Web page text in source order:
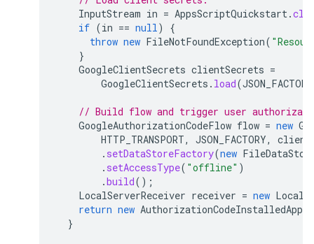
InputStream in = AppsScriptQuickstart.
if (in == null)
{
throw new FileNotFoundException(
}
GoogleClientSecrets clientSecrets =
GoogleClientSecrets . load(JSON_FACTORY
// Build flow and trigger user
GoogleAuthorizationCodeFlow flow = new
HTTP_TRANSPORT, JSON_FACTORY,
. setDataStoreFactory(new
. setAccessType( "offline" )
.build();
LocalServerReceiver receiver = new
return new AuthorizationCodeInstalledApp
}